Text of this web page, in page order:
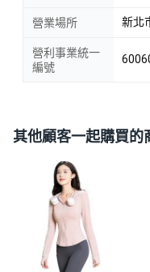
營業場所 新北
營利事業統一
編號
其他顧客一起購買的